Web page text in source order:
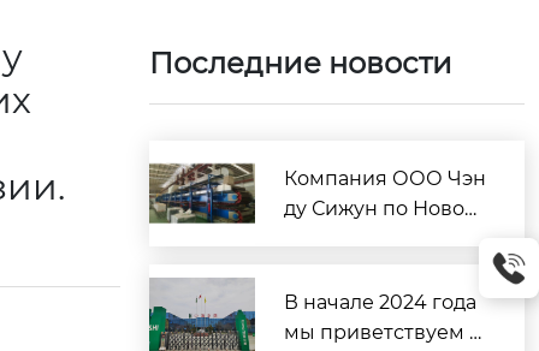
Последние новости
Компания ООО Чэн
ду Сижун по Новом
ных конструкций и
других строительн
В начале 2024 года
мы приветствуем у